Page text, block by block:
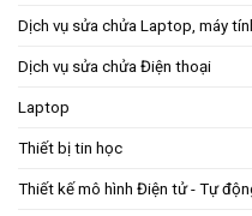
Dịch vụ sửa chửa Laptop, máy
Dịch vụ sửa chửa Điện thoại
Laptop
Thiết bị tin học
Thiết kế mô hình Điện tử - Tự